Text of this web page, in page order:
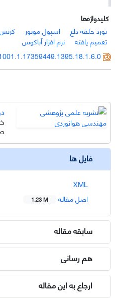
کلیدواژه‌ها
نورد حلقه داغ
اسپول موتور
تعمیم یافته
نرم افزار آباکوس
فایل ها
XML
اصل مقاله
1.23 M
سابقه مقاله
هم رسانی
ارجاع به این مقاله